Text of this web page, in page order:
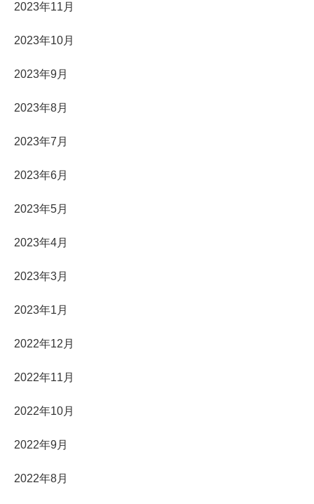
2023年11月
2023年10月
2023年9月
2023年8月
2023年7月
2023年6月
2023年5月
2023年4月
2023年3月
2023年1月
2022年12月
2022年11月
2022年10月
2022年9月
2022年8月